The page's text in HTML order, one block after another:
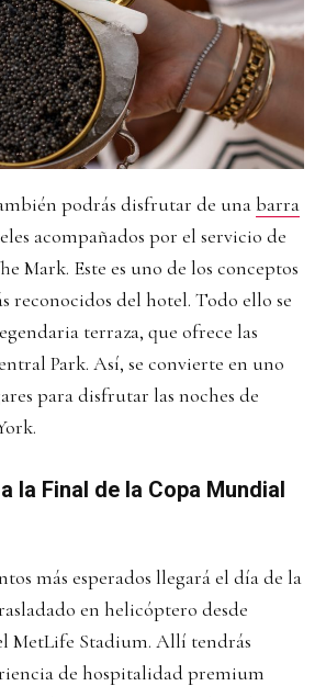
podrás disfrutar de unabarra
acompañados por el servicio de
Mark. Este es uno de los conceptos
reconocidos del hotel. Todo ello se
terraza, que ofrece las
Park. Así, se convierte en uno
para disfrutar las noches de
la Final de la Copa Mundial
más esperados llegará el día de la
en helicóptero desde
MetLife Stadium. Allí tendrás
de hospitalidad premium